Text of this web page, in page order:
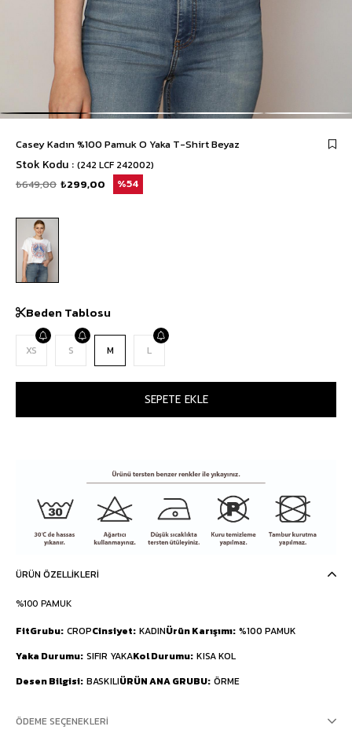
Casey Kadın %100 Pamuk O Yaka T-Shirt Beyaz
Stok Kodu (242 LCF 242002)
₺649,00 ₺299,00 54
Beden Tablosu
XS S M L
ÜRÜN ÖZELLIKLERI
%100 PAMUK
FitGrubu CROPCinsiyet KADINÜrün Karışımı %100 PAMUK
Yaka Durumu SIFIR YAKAKol Durumu KISA KOL
Desen Bilgisi BASKILIÜRÜN ANA GRUBU ÖRME
ÖDEME SEÇENEKLERI